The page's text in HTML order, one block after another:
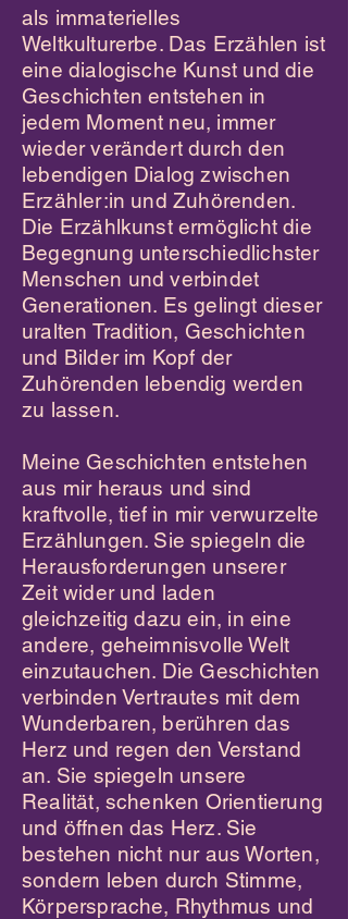
als immaterielles
Weltkulturerbe. Das Erzählen ist
eine dialogische Kunst und die
Geschichten entstehen in
jedem Moment neu, immer
wieder verändert durch den
lebendigen Dialog zwischen
Erzähler:in und Zuhörenden.
Die Erzählkunst ermöglicht die
Begegnung unterschiedlichster
Menschen und verbindet
Generationen. Es gelingt dieser
uralten Tradition, Geschichten
und Bilder im Kopf der
Zuhörenden lebendig werden
zu lassen.
Meine Geschichten entstehen
aus mir heraus und sind
kraftvolle, tief in mir verwurzelte
Erzählungen. Sie spiegeln die
Herausforderungen unserer
Zeit wider und laden
gleichzeitig dazu ein, in eine
andere, geheimnisvolle Welt
einzutauchen. Die Geschichten
verbinden Vertrautes mit dem
Wunderbaren, berühren das
Herz und regen den Verstand
an. Sie spiegeln unsere
Realität, schenken Orientierung
und öffnen das Herz. Sie
bestehen nicht nur aus Worten,
sondern leben durch Stimme,
Körpersprache, Rhythmus und